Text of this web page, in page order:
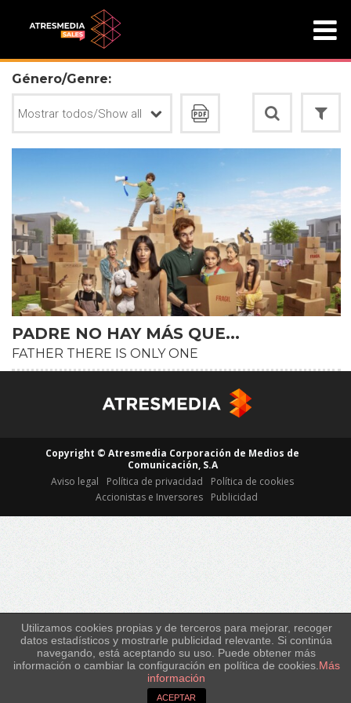
Género/Genre:
PADRE NO HAY MÁS QUE...
FATHER THERE IS ONLY ONE
Copyright © Atresmedia Corporación de Medios de
Comunicación, S.A
Aviso legal
Política de privacidad
Política de cookies
Accionistas e Inversores
Publicidad
Utilizamos cookies propias y de terceros para mejorar, recoger
datos estadísticos y mostrarle publicidad relevante. Si continúa
navegando, está aceptando su uso. Puede obtener más
información o cambiar la configuración en política de cookies. Más
información
ACEPTAR